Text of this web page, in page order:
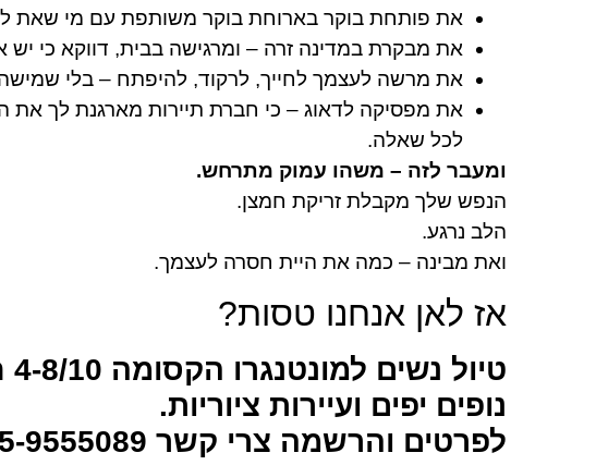
את פותחת בוקר בארוחת בוקר משותפת עם מי שאת
את מבקרת במדינה זרה – ומרגישה בבית, דווקא כי יש
את מרשה לעצמך לחייך, לרקוד, להיפתח – בלי שמישהו
את מפסיקה לדאוג – כי חברת תיירות מארגנת לך את
לכל שאלה.
ומעבר לזה – משהו עמוק מתרחש.
הנפש שלך מקבלת זריקת חמצן.
הלב נרגע.
ואת מבינה – כמה את היית חסרה לעצמך.
אז לאן אנחנו טסות?
נופים יפים ועיירות ציוריות.
לפרטים והרשמה צרי קשר 055-9555089